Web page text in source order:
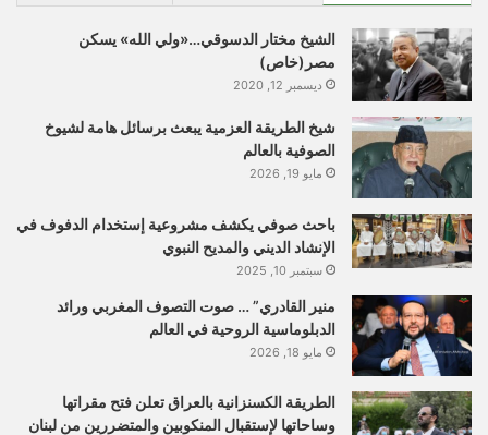
الشيخ مختار الدسوقي…«ولي الله» يسكن
مصر(خاص)
ديسمبر 12, 2020
شيخ الطريقة العزمية يبعث برسائل هامة لشيوخ
الصوفية بالعالم
مايو 19, 2026
باحث صوفي يكشف مشروعية إستخدام الدفوف في
الإنشاد الديني والمديح النبوي
سبتمبر 10, 2025
منير القادري” … صوت التصوف المغربي ورائد
الدبلوماسية الروحية في العالم
مايو 18, 2026
الطريقة الكسنزانية بالعراق تعلن فتح مقراتها
وساحاتها لإستقبال المنكوبين والمتضررين من لبنان